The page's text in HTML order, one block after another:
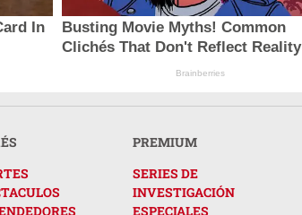
In
Busting Movie Myths! Common
Clichés That Don't Reflect Reality
Brainberries
PREMIUM
SERIES DE
INVESTIGACIÓN
ESPECIALES